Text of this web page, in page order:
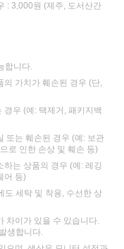
: 3,000원 (제주, 도서산간
합니다.
의 가치가 훼손된 경우 (단,
우 (예: 택제거, 패키지백
또는 훼손된 경우 (예: 보관
로 인한 손상 및 훼손 등)
는 상품의 경우 (예: 레깅
어 등)
도 세탁 및 착용, 수선한 상
차이가 있을 수 있습니다.
생합니다.